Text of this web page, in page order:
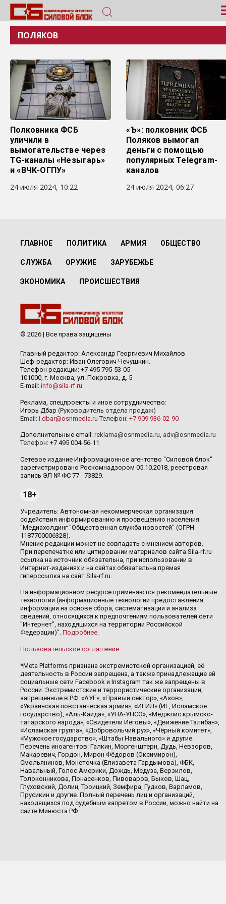
ПОЛЯКОВ
Полковника ФСБ
уличили в
вымогательстве через
TG-каналы «Незыгарь»
и «ВЧК-ОГПУ»
24 июля 2024, 10:22
«Ъ»: полковник ФСБ
Поляков вымогал
деньги с помощью
популярных Telegram-
каналов
24 июля 2024, 06:27
ГЛАВНОЕ ПОЛИТИКА АРМИЯ ОБЩЕСТВО
СЛУЖБА ОРУЖИЕ ЗАРУБЕЖЬЕ
ЭКОНОМИКА ПРОИСШЕСТВИЯ
© 2026 | Все права защищены
Главный редактор: Александр Георгиевич Михайлов
Шеф-редактор: Иван Олегович Чечушкин.
Телефон редакции: +7 495 795-53-05
101000, г. Москва, ул. Покровка, д. 5
E-mail: info@sila-rf.ru
Реклама, спецпроекты и иное сотрудничество:
Игорь Дбар (Руководитель отдела продаж)
Email: i.dbar@osnmedia.ru Телефон: +7 909 936-02-90
Дополнительные email: reklama@osnmedia.ru, adv@osnmedia.ru
Телефон: +7 495 004-56-11
Сетевое издание Информационное агентство "Силовой блок"
зарегистрировано Роскомнадзором 05.10.2018, реестровая
запись ЭЛ № ФС 77 - 73829.
18+
Учредитель: Автономная некоммерческая организация
содействия информированию и просвещению населения
"Медиахолдинг "Общественная служба новостей" (ОГРН
1187700006328).
Мнение редакции может не совпадать с мнением авторов.
При перепечатке или цитировании материалов сайта Sila-rf.ru
ссылка на источник обязательна, при использовании в
Интернет-изданиях и на сайтах обязательна прямая
гиперссылка на сайт Sila-rf.ru.
На информационном ресурсе применяются рекомендательные
технологии (информационные технологии предоставления
информации на основе сбора, систематизации и анализа
сведений, относящихся к предпочтениям пользователей сети
"Интернет", находящихся на территории Российской
Федерации)". Подробнее.
Пользовательское соглашение.
*Meta Platforms признана экстремистской организацией, её
деятельность в России запрещена, а также принадлежащие ей
социальные сети Facebook и Instagram так же запрещены в
России. Экстремистские и террористические организации,
запрещенные в РФ: «АУЕ», «Правый сектор», «Азов»,
«Украинская повстанческая армия», «ИГИЛ» (ИГ, Исламское
государство), «Аль-Каида», «УНА-УНСО», «Меджлис крымско-
татарского народа», «Свидетели Иеговы», «Движение Талибан»,
«Исламская группа», «Добровольчий рух», «Чёрный комитет»,
«Мужское государство», «Штабы Навального» и другие.
Перечень иноагентов: Галкин, Моргенштерн, Дудь, Невзоров,
Макаревич, Гордон, Мирон Фёдоров (Оксимирон),
Смольянинов, Монеточка (Елизавета Гардымова), ФБК,
Навальный, Голос Америки, Дождь, Медуза, Верзилов,
Толоконникова, Понасенков, Пивоваров, Быков, Шац,
Глуховский, Долин, Троицкий, Земфира, Гудков, Варламов,
Прусикин и другие. Полный перечень лиц и организаций,
находящихся под судебным запретом в России, можно найти на
сайте Минюста РФ.